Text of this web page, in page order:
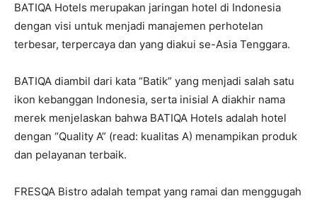
BATIQA Hotels merupakan jaringan hotel di Indonesia
dengan visi untuk menjadi manajemen perhotelan
terbesar, terpercaya dan yang diakui se-Asia Tenggara.
BATIQA diambil dari kata “Batik” yang menjadi salah satu
ikon kebanggan Indonesia, serta inisial A diakhir nama
merek menjelaskan bahwa BATIQA Hotels adalah hotel
dengan “Quality A” (read: kualitas A) menampikan produk
dan pelayanan terbaik.
FRESQA Bistro adalah tempat yang ramai dan menggugah